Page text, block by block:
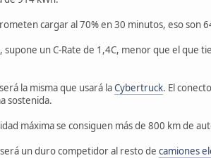
cargar al 70% en 30 minutos, eso son
un C-Rate de 1,4C, menor que el que
la misma que usará laCybertruck. El
sostenida.
máxima se consiguen más de 800 km de
un duro competidor al resto de camiones